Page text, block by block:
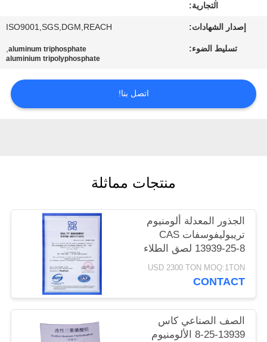
اتصل
اطلب
اقتباس
POLICY
التجارية:
إصدار الشهادات: ISO9001,SGS,DGM,REACH
تسليط الضوء: aluminum triphosphate
,
aluminium tripolyphosphate
اتصل بنا!
منتجات مماثلة
الجذور المعدلة ألومنيوم
تريبوليفوسفات CAS
13939-25-8 لصق الطلاء
USD 2300 TON MOQ:1TON
CONTACT
الصف الصناعي كاس
13939-25-8 الألومنيوم